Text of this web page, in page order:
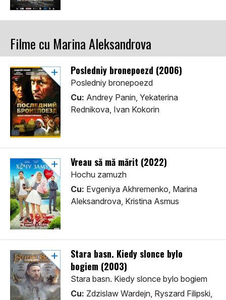
Filme cu Marina Aleksandrova
Posledniy bronepoezd (2006)
Posledniy bronepoezd
Cu: Andrey Panin, Yekaterina
Rednikova, Ivan Kokorin
Vreau să mă mărit (2022)
Hochu zamuzh
Cu: Evgeniya Akhremenko, Marina
Aleksandrova, Kristina Asmus
Stara basn. Kiedy slonce bylo
bogiem (2003)
Stara basn. Kiedy slonce bylo bogiem
Cu: Zdzislaw Wardejn, Ryszard Filipski,